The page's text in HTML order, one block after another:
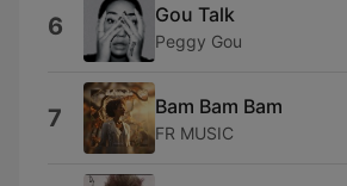
6 Gou Talk
Peggy Gou
7 Bam Bam Bam
FR MUSIC